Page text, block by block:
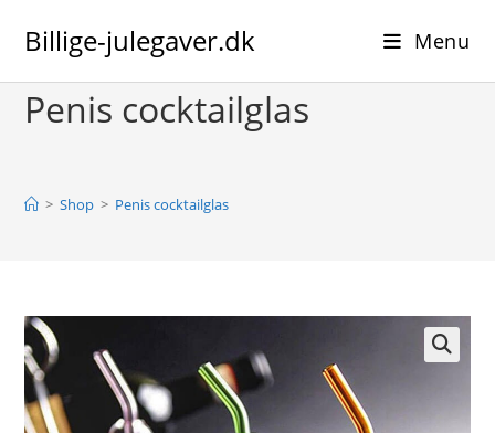
Billige-julegaver.dk Menu
Penis cocktailglas
> Shop > Penis cocktailglas